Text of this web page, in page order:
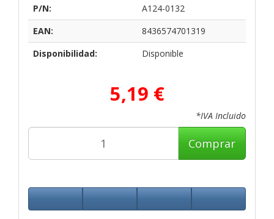
P/N:
A124-0132
EAN:
8436574701319
Disponibilidad:
Disponible
5,19 €
*IVA Incluido
Comprar